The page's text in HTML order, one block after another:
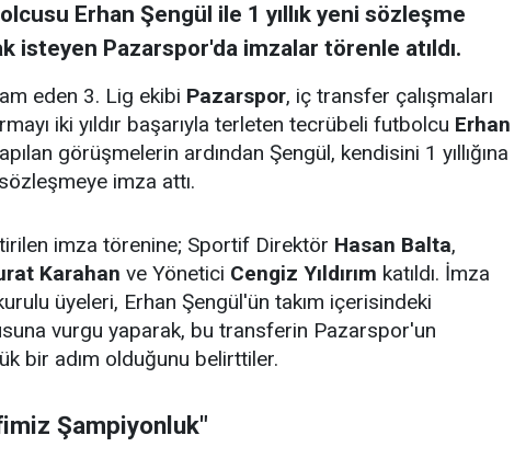
Erhan Şengül ile 1 yıllık yeni sözleşme
isteyen Pazarspor'da imzalar törenle atıldı.
eden 3. Lig ekibi Pazarspor, iç transfer çalışmaları
iki yıldır başarıyla terleten tecrübeli futbolcu Erhan
görüşmelerin ardından Şengül, kendisini 1 yıllığına
imza attı.
imza törenine; Sportif Direktör Hasan Balta,
Karahan ve Yönetici Cengiz Yıldırım katıldı. İmza
üyeleri, Erhan Şengül'ün takım içerisindeki
vurgu yaparak, bu transferin Pazarspor'un
bir adım olduğunu belirttiler.
Şampiyonluk"